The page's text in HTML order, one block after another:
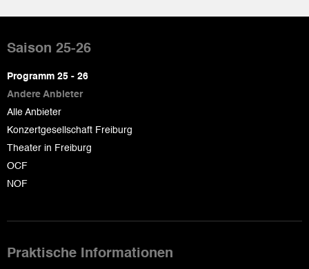
de
page
Saison 25-26
Programm 25 - 26
Andere Anbieter
Alle Anbieter
Konzertgesellschaft Freiburg
Theater in Freiburg
OCF
NOF
Praktische Informationen